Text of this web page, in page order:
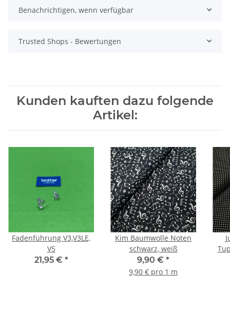
Benachrichtigen, wenn verfügbar
Trusted Shops - Bewertungen
Kunden kauften dazu folgende
Artikel:
Fadenführung V3,V3LE,
V5
21,95 € *
Kim Baumwolle Noten
schwarz, weiß
9,90 € *
9,90 € pro 1 m